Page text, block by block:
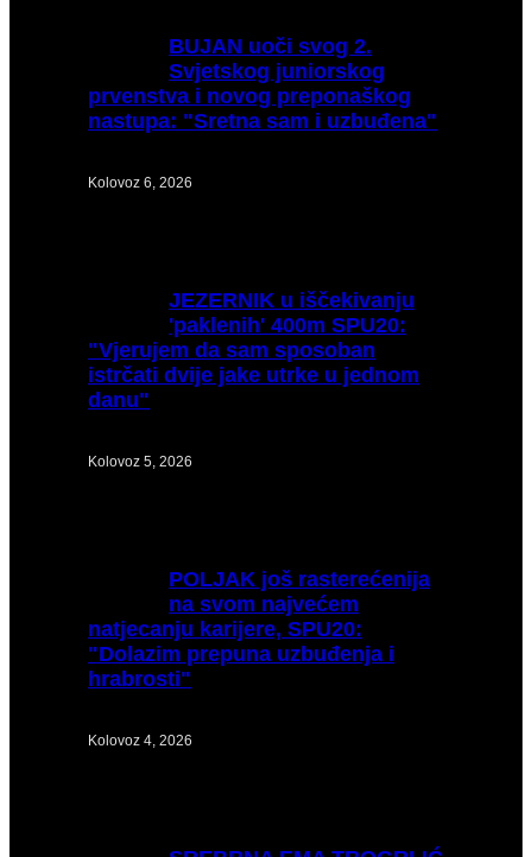
BUJAN uoči svog 2.
Svjetskog juniorskog
prvenstva i novog preponaškog
nastupa: "Sretna sam i uzbuđena"
Kolovoz 6, 2026
JEZERNIK u iščekivanju
'paklenih' 400m SPU20:
"Vjerujem da sam sposoban
istrčati dvije jake utrke u jednom
danu"
Kolovoz 5, 2026
POLJAK još rasterećenija
na svom najvećem
natjecanju karijere, SPU20:
"Dolazim prepuna uzbuđenja i
hrabrosti"
Kolovoz 4, 2026